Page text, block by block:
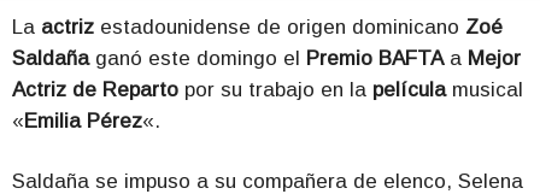
La actriz estadounidense de origen dominicano Zoé
Saldañaganó este domingo el Premio BAFTAa Mejor
Actriz de Reparto por su trabajo en la películamusical
«Emilia Pérez«.
Saldaña se impuso a su compañera de elenco, Selena